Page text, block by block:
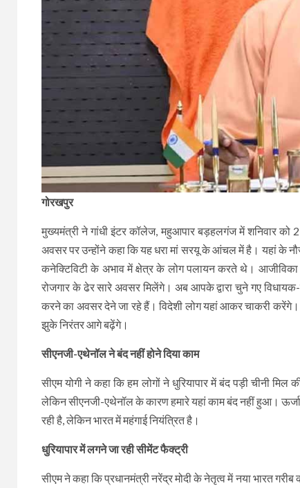
गोरखपुर
मुख्यमंत्री ने गांधी इंटर कॉलेज, महुआपार बड़हलगंज में शनिवार
अवसर पर उन्होंने कहा कि यह धरा मां सरयू के आंचल में है। यहां के
कनेक्टिविटी के अभाव में क्षेत्र के लोग पलायन करते थे। आजीविका
रोजगार के ढेर सारे अवसर मिलेंगे। अब आपके द्वारा चुने गए
करने का अवसर देने जा रहे हैं। विदेशी लोग यहां आकर चाकरी करेंगे।
झुके निरंतर आगे बढ़ेंगे।
सीएनजी-एथेनॉल ने बंद नहीं होने दिया काम
सीएम योगी ने कहा कि हम लोगों ने धुरियापार में बंद पड़ी चीनी
लेकिन सीएनजी-एथेनॉल के कारण हमारे यहां काम बंद नहीं हुआ।
रही है, लेकिन भारत में महंगाई नियंत्रित है।
धुरियापार में लगने जा रही सीमेंट फैक्ट्री
सीएम ने कहा कि प्रधानमंत्री नरेंद्र मोदी के नेतृत्व में नया भारत